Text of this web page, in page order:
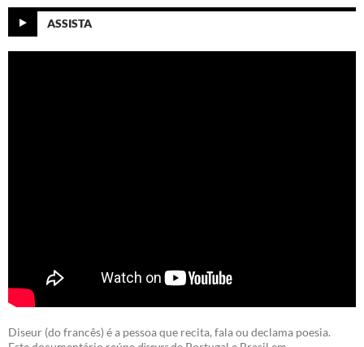
ASSISTA
Diseur (do francês) é a pessoa que recita, fala ou declama poesia.